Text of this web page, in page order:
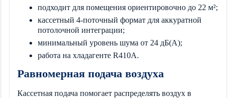
подходит для помещения ориентировочно до 22 м²;
кассетный 4-поточный формат для аккуратной
потолочной интеграции;
минимальный уровень шума от 24 дБ(А);
работа на хладагенте R410A.
Равномерная подача воздуха
Кассетная подача помогает распределять воздух в